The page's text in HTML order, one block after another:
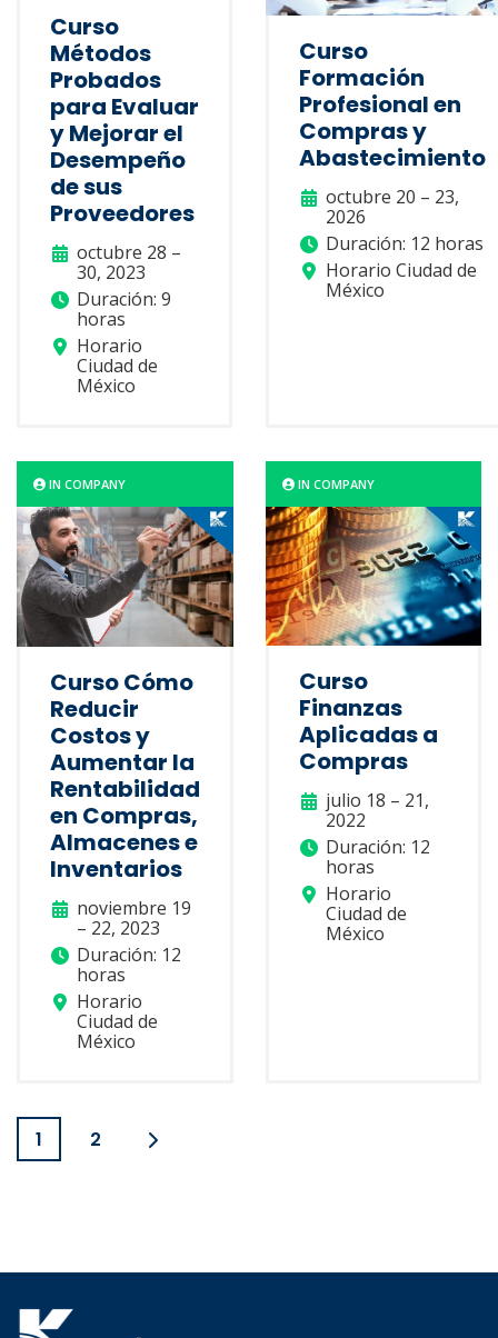
Curso
Métodos
Probados
para Evaluar
y Mejorar el
Desempeño
de sus
Proveedores
octubre 28 –
30, 2023
Duración: 9
horas
Horario
Ciudad de
México
Curso
Formación
Profesional en
Compras y
Abastecimiento
octubre 20 – 23,
2026
Duración: 12 horas
Horario Ciudad de
México
IN COMPANY
Curso Cómo
Reducir
Costos y
Aumentar la
Rentabilidad
en Compras,
Almacenes e
Inventarios
noviembre 19
– 22, 2023
Duración: 12
horas
Horario
Ciudad de
México
IN COMPANY
Curso
Finanzas
Aplicadas a
Compras
julio 18 – 21,
2022
Duración: 12
horas
Horario
Ciudad de
México
1 2